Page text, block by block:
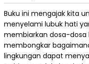
Buku ini mengajak kita
menyelami lubuk hati
membiarkan dosa-dosa
membongkar
lingkungan dapat